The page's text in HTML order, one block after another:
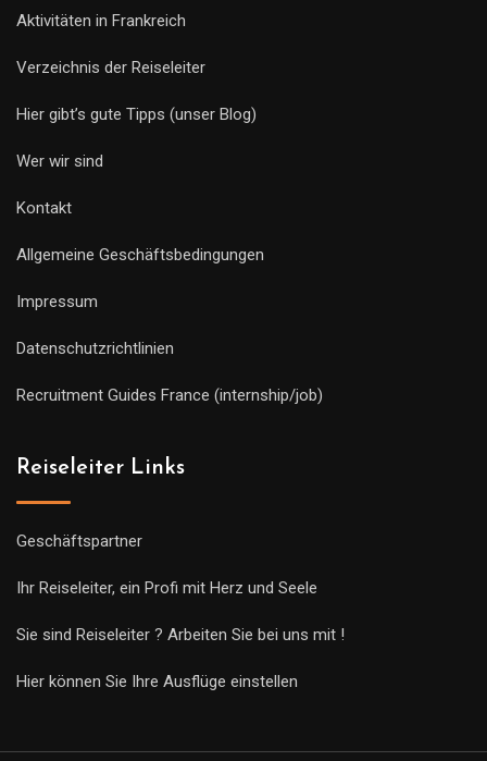
Aktivitäten in Frankreich
Verzeichnis der Reiseleiter
Hier gibt’s gute Tipps (unser Blog)
Wer wir sind
Kontakt
Allgemeine Geschäftsbedingungen
Impressum
Datenschutzrichtlinien
Recruitment Guides France (internship/job)
Reiseleiter Links
Geschäftspartner
Ihr Reiseleiter, ein Profi mit Herz und Seele
Sie sind Reiseleiter ? Arbeiten Sie bei uns mit !
Hier können Sie Ihre Ausflüge einstellen